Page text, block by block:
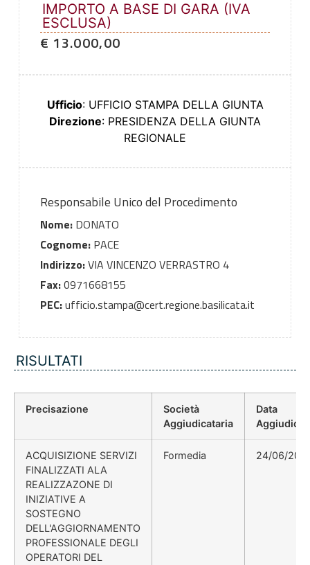
IMPORTO A BASE DI GARA (IVA
ESCLUSA)
€ 13.000,00
Ufficio: UFFICIO STAMPA DELLA GIUNTA
Direzione: PRESIDENZA DELLA GIUNTA
REGIONALE
Responsabile Unico del Procedimento
Nome:DONATO
Cognome:PACE
Indirizzo:VIA VINCENZO VERRASTRO 4
Fax:0971668155
PEC:ufficio.stampa@cert.regione.basilicata.it
RISULTATI
Precisazione
Società
Aggiudicataria
Data
ACQUISIZIONE SERVIZI
FINALIZZATI ALA
REALIZZAZONE DI
INIZIATIVE A
SOSTEGNO
DELL'AGGIORNAMENTO
PROFESSIONALE DEGLI
OPERATORI DEL
Formedia 24/06/